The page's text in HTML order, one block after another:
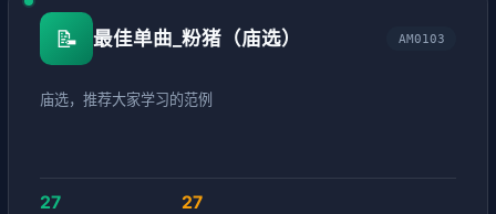
📝 最佳单曲_粉猪（庙选） AM0103
庙选，推荐大家学习的范例
27 27